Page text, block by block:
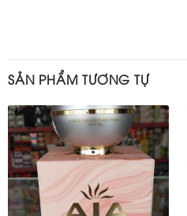
SẢN PHẨM TƯƠNG TỰ